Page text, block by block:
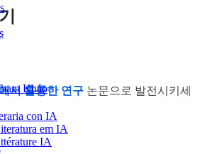
Khảo
con IA
em IA
IA
서 훌륭한 연구 논문으로 발전시키세